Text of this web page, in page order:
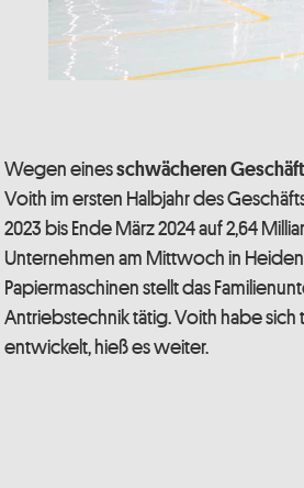
Wegen einesschwächeren
Voith im ersten Halbjahr des
2023 bis Ende März 2024 auf 2,64
Unternehmen am Mittwoch in
Papiermaschinen stellt das
Antriebstechnik tätig. Voith habe
entwickelt, hieß es weiter.